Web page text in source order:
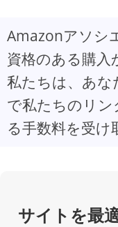
Amazonアソシ
資格のある購入
私たちは、あな
で私たちのリ
る手数料を受け
サイトを最